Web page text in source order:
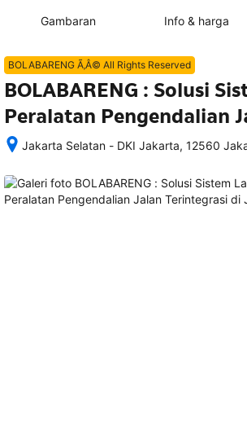
Gambaran Info & harga
BOLABARENG Ã‚Â© All Rights Reserved
BOLABARENG : Solusi
Peralatan Pengendalian
Jakarta Selatan - DKI Jakarta, 12560
memesan,
semua